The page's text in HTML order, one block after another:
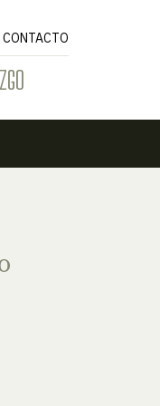
CONTACTO